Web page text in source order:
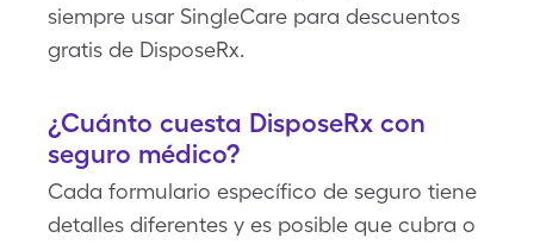
siempre usar SingleCare para descuentos
gratis de DisposeRx.
¿Cuánto cuesta DisposeRx con
seguro médico?
Cada formulario específico de seguro tiene
detalles diferentes y es posible que cubra o